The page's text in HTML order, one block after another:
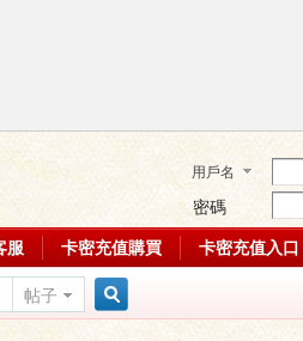
用戶名
密碼
服 卡密充值購買 卡密充值入口
帖子